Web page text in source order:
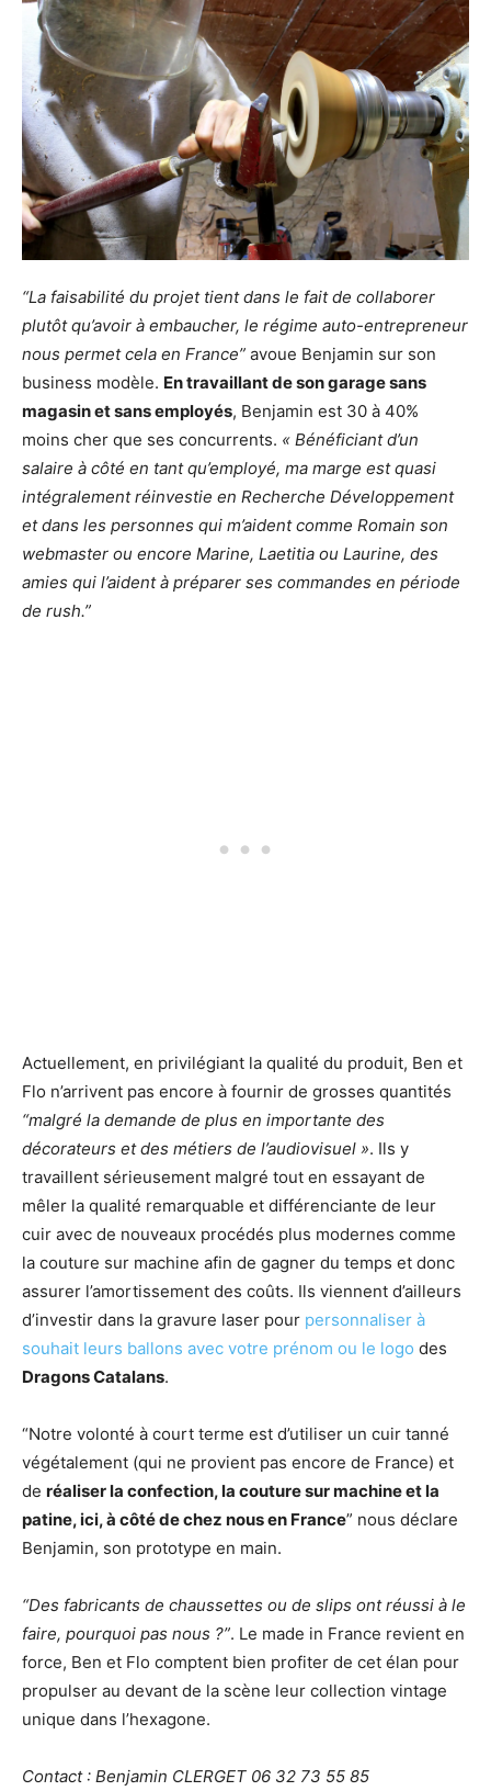
“La faisabilité du projet tient dans le fait de collaborer
plutôt qu’avoir à embaucher, le régime auto-entrepreneur
nous permet cela en France” avoue Benjamin sur son
business modèle. En travaillant de son garage sans
magasin et sans employés, Benjamin est 30 à 40%
moins cher que ses concurrents. « Bénéficiant d’un
salaire à côté en tant qu’employé, ma marge est quasi
intégralement réinvestie en Recherche Développement
et dans les personnes qui m’aident comme Romain son
webmaster ou encore Marine, Laetitia ou Laurine, des
amies qui l’aident à préparer ses commandes en période
de rush.”
Actuellement, en privilégiant la qualité du produit, Ben et
Flo n’arrivent pas encore à fournir de grosses quantités
“malgré la demande de plus en importante des
décorateurs et des métiers de l’audiovisuel ». Ils y
travaillent sérieusement malgré tout en essayant de
mêler la qualité remarquable et différenciante de leur
cuir avec de nouveaux procédés plus modernes comme
la couture sur machine afin de gagner du temps et donc
assurer l’amortissement des coûts. Ils viennent d’ailleurs
d’investir dans la gravure laser pour personnaliser à
souhait leurs ballons avec votre prénom ou le logo des
Dragons Catalans.
“Notre volonté à court terme est d’utiliser un cuir tanné
végétalement (qui ne provient pas encore de France) et
de réaliser la confection, la couture sur machine et la
patine, ici, à côté de chez nous en France” nous déclare
Benjamin, son prototype en main.
“Des fabricants de chaussettes ou de slips ont réussi à le
faire, pourquoi pas nous ?”. Le made in France revient en
force, Ben et Flo comptent bien profiter de cet élan pour
propulser au devant de la scène leur collection vintage
unique dans l’hexagone.
Contact : Benjamin CLERGET 06 32 73 55 85